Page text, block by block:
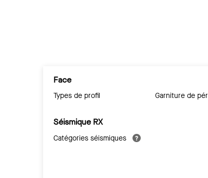
Face
Types de profil Garniture de
Séismique RX
Catégories séismiques